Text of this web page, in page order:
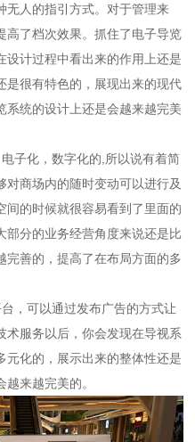
无人的指引方式。对于管理来
高了档次效果。抓住了电子导览
设计过程中看出来的作用上还是
是很有特色的，展现出来的现代
系统的设计上还是会越来越完美
子化，数字化的,所以说有着简
对商场内的随时变动可以进行及
间的时候就很容易看到了里面的
部分的业务经营角度来说还是比
完善的，提高了在布局方面的多
，可以通过发布广告的方式让
术服务以后，你会发现在导视系
元化的，展示出来的整体性还是
来越完美的。